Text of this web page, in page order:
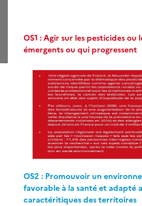
OS1 :Agir sur les pesticides ou
émergents ou qui progressent
OS2 : Promouvoir un
favorable à la santé et adapté
caractéritiques des territoires